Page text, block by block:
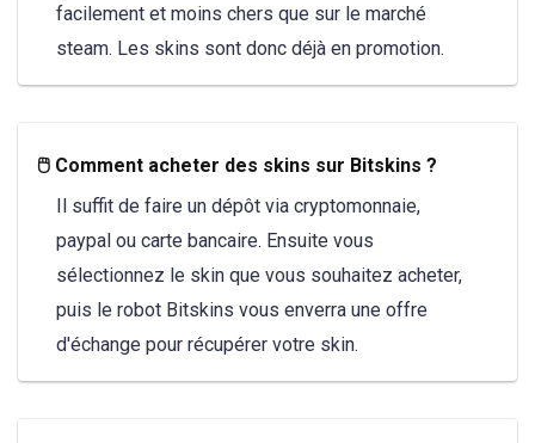
facilement et moins chers que sur le marché
steam. Les skins sont donc déjà en promotion.
🖱️ Comment acheter des skins sur Bitskins ?
Il suffit de faire un dépôt via cryptomonnaie,
paypal ou carte bancaire. Ensuite vous
sélectionnez le skin que vous souhaitez acheter,
puis le robot Bitskins vous enverra une offre
d'échange pour récupérer votre skin.